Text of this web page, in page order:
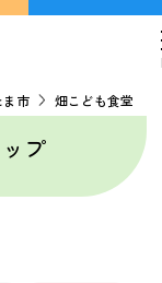
市 畑こども食堂
プ